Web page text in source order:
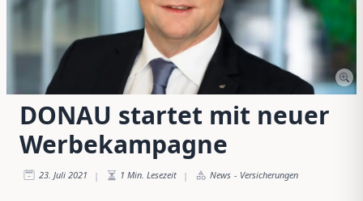
DONAU startet mit neuer
Werbekampagne
23. Juli 2021 | 1 Min. Lesezeit | News - Versicherungen